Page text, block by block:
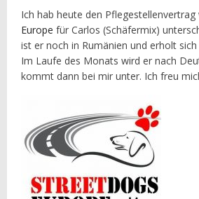
Ich hab heute den Pflegestellenvertrag
Europe für Carlos (Schäfermix)
ist er noch in Rumänien und erholt
Im Laufe des Monats wird er nach
kommt dann bei mir unter. Ich freu